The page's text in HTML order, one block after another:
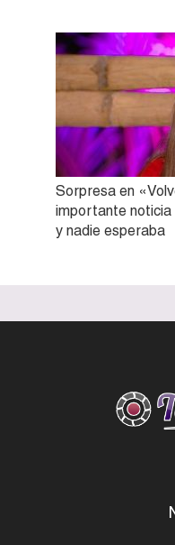
Sorpresa en
importante noticia
y nadie esperaba